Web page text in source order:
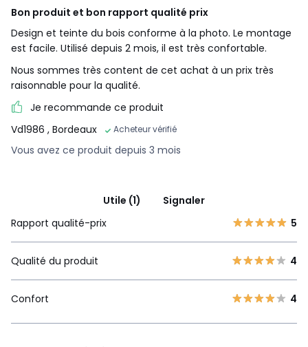
Bon produit et bon rapport qualité prix
Design et teinte du bois conforme à la photo. Le montage
est facile. Utilisé depuis 2 mois, il est très confortable.
Nous sommes très content de cet achat à un prix très
raisonnable pour la qualité.
Je recommande ce produit
Vd1986 , Bordeaux Acheteur vérifié
Vous avez ce produit depuis 3 mois
Utile (1)
Signaler
Rapport qualité-prix
5
Qualité du produit 4
Confort 4